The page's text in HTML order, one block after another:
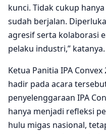
kunci. Tidak cukup
sudah berjalan.
agresif serta kolaborasi
pelaku industri,” katanya.
Ketua Panitia IPA
hadir pada acara
penyelenggaraan IPA
hanya menjadi refleksi
hulu migas nasional,